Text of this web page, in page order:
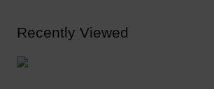
Recently Viewed